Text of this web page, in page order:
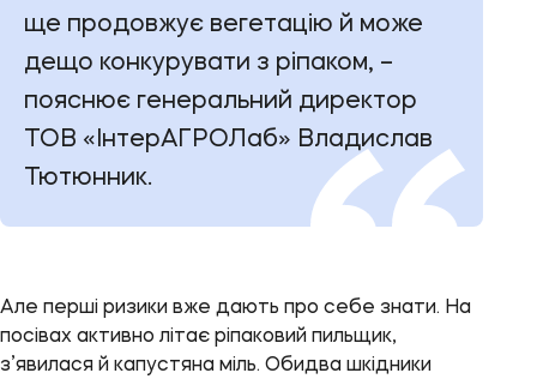
ще продовжує вегетацію й може
дещо конкурувати з ріпаком, –
пояснює генеральний директор
ТОВ «ІнтерАГРОЛаб» Владислав
Тютюнник.
Але перші ризики вже дають про себе знати. На
посівах активно літає ріпаковий пильщик,
з’явилася й капустяна міль. Обидва шкідники